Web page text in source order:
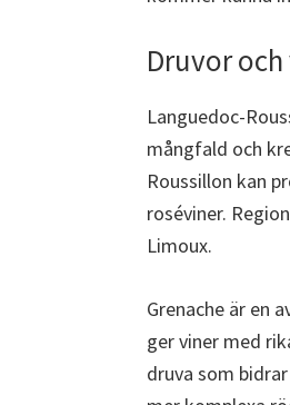
Druvor
Languedoc-
mångfald och
Roussillon kan
roséviner.
Limoux.
Grenache är en
ger viner med
druva som